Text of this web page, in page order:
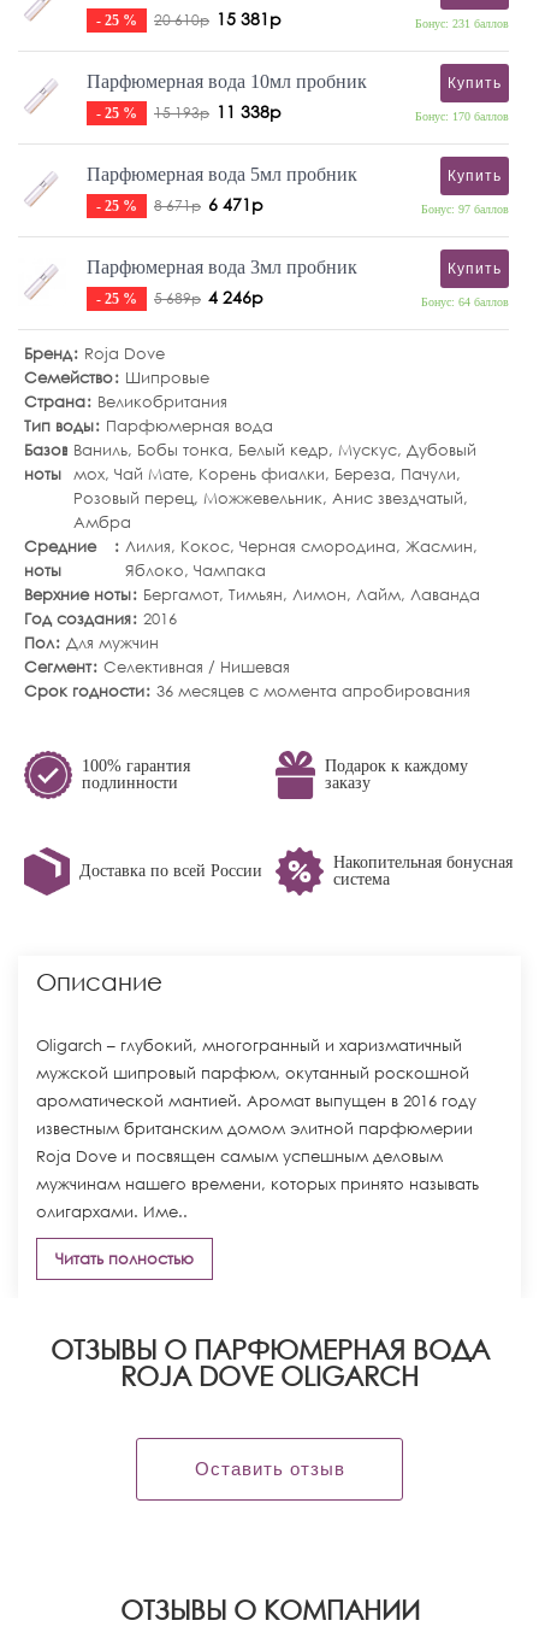
- 25 % 20 610р 15 381р Бонус: 231 баллов
Парфюмерная вода 10мл пробник
- 25 % 15 193р 11 338р
Купить
Бонус: 170 баллов
Парфюмерная вода 5мл пробник
- 25 % 8 671р 6 471р
Купить
Бонус: 97 баллов
Парфюмерная вода 3мл пробник
- 25 % 5 689р 4 246р
Купить
Бонус: 64 баллов
Бренд
Roja Dove
Семейство
Шипровые
Страна
Великобритания
Тип воды
Парфюмерная вода
Базовые
ноты
Ваниль, Бобы тонка, Белый кедр,Мускус,Дубовый
мох,Чай Мате, Корень фиалки, Береза, Пачули,
Розовый перец,Можжевельник,Анис звездчатый,
Амбра
Средние
ноты
Лилия, Кокос,Черная смородина,Жасмин,
Яблоко,Чампака
Верхние ноты
Бергамот, Тимьян, Лимон, Лайм, Лаванда
Год создания 2016
Пол Для мужчин
Сегмент Селективная / Нишевая
Срок годности 36 месяцев с момента апробирования
100% гарантия
подлинности
Подарок к каждому
заказу
Доставка по всей России
Накопительная бонусная
система
Описание
Oligarch – глубокий, многогранный и харизматичный
мужской шипровый парфюм, окутанный роскошной
ароматической мантией. Аромат выпущен в 2016 году
известным британским домом элитной парфюмерии
Roja Dove и посвящен самым успешным деловым
мужчинам нашего времени, которых принято называть
олигархами. Име..
Читать полностью
ОТЗЫВЫ О ПАРФЮМЕРНАЯ ВОДА
ROJA DOVE OLIGARCH
Оставить отзыв
OТЗЫВЫ О КОМПАНИИ